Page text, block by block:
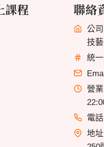
課程 聯絡
公
技
統
營
電
地